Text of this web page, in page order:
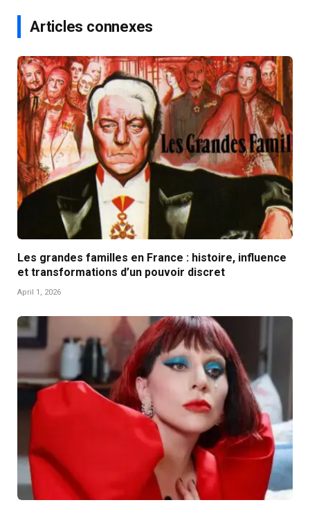
Articles connexes
Les grandes familles en France : histoire, influence
et transformations d’un pouvoir discret
April 1, 2026